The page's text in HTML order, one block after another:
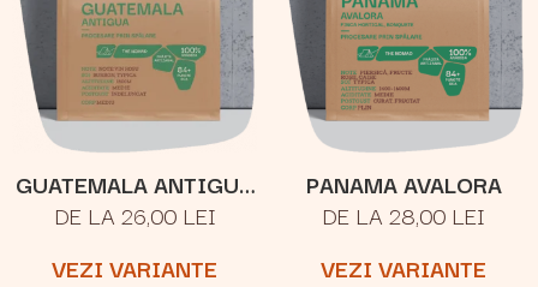
GUATEMALA ANTIGUA
LOS VOLCANES
DE LA 26,00 LEI
VEZI VARIANTE
PANAMA AVALORA
DE LA 28,00 LEI
VEZI VARIANTE